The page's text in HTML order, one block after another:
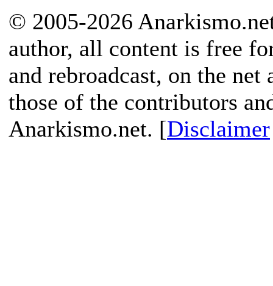
© 2005-2026
author, all content is free
and rebroadcast, on the
those of the contributors
Anarkismo.net. [Disclaimer